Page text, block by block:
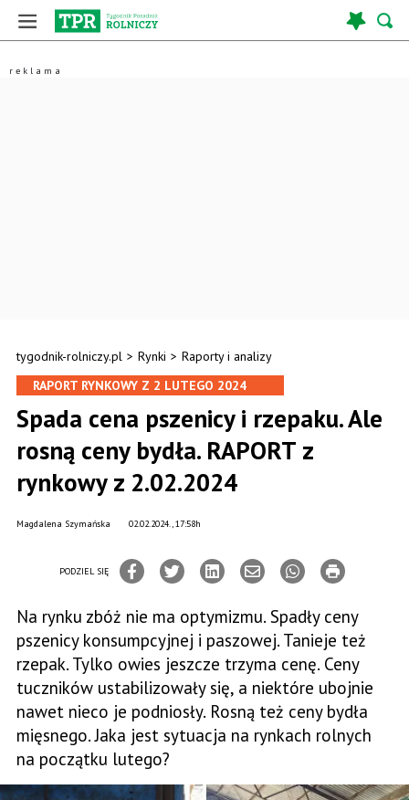
tygodnik-rolniczy.pl > Rynki > Raporty i analizy
RAPORT RYNKOWY Z 2 LUTEGO 2024
Spada cena pszenicy i rzepaku. Ale
rosną ceny bydła. RAPORT z
rynkowy z 2.02.2024
02.02.2024., 17:58h
Magdalena Szymańska
PODZIEL SIĘ
Na rynku zbóż nie ma optymizmu. Spadły ceny
pszenicy konsumpcyjnej i paszowej. Tanieje też
rzepak. Tylko owies jeszcze trzyma cenę. Ceny
tuczników ustabilizowały się, a niektóre ubojnie
nawet nieco je podniosły. Rosną też ceny bydła
mięsnego. Jaka jest sytuacja na rynkach rolnych
na początku lutego?